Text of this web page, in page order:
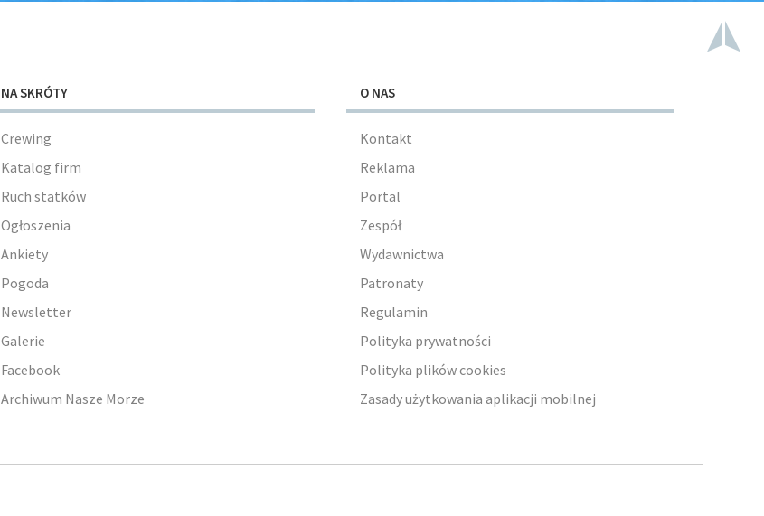
NA SKRÓTY
Crewing
Katalog firm
Ruch statków
Ogłoszenia
Ankiety
Pogoda
Newsletter
Galerie
Facebook
Archiwum Nasze Morze
O NAS
Kontakt
Reklama
Portal
Zespół
Wydawnictwa
Patronaty
Regulamin
Polityka prywatności
Polityka plików cookies
Zasady użytkowania aplikacji mobilnej